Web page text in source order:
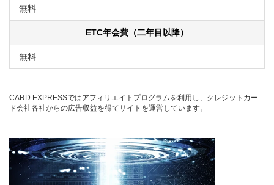
無料
ETC年会費（二年目以降）
無料
CARD EXPRESSではアフィリエイトプログラムを利用し、クレジットカー
ド会社各社からの広告収益を得てサイトを運営しています。